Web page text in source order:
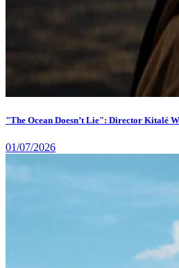
"The Ocean Doesn’t Lie": Director Kitalé
01/07/2026